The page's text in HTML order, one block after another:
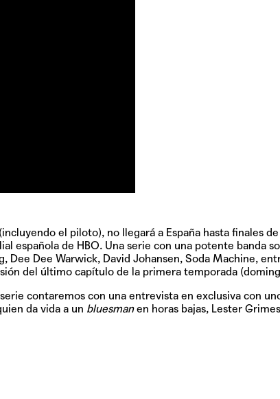
el piloto), no llegará a España hasta finales
española de HBO. Una serie con una potente banda
, Dee Dee Warwick, David Johansen, Soda Machine,
del último capítulo de la primera temporada
contaremos con una entrevista en exclusiva con
da vida a un bluesmanen horas bajas, Lester Grimes